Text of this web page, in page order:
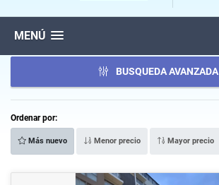
MENÚ
BUSQUEDA AVANZADA
Ordenar por:
Más nuevo Menor precio Mayor precio